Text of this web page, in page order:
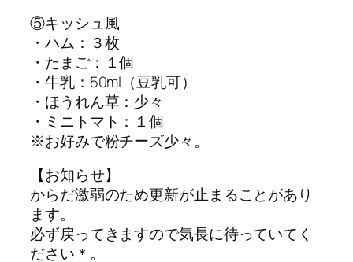
⑤キッシュ風
・ハム：３枚
・たまご：１個
・牛乳：50ml（豆乳可）
・ほうれん草：少々
・ミニトマト：１個
※お好みで粉チーズ少々。
【お知らせ】
からだ激弱のため更新が止まることがあり
ます。
必ず戻ってきますので気長に待っていてく
ださい＊。